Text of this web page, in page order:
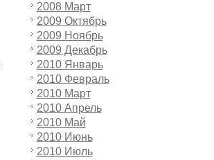
2008 Март
2009 Октябрь
2009 Ноябрь
2009 Декабрь
2010 Январь
2010 Февраль
2010 Март
2010 Апрель
2010 Май
2010 Июнь
2010 Июль